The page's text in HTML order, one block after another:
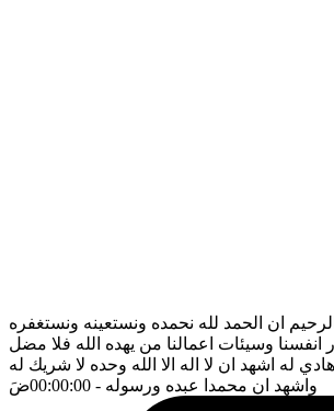
ان الحمد لله نحمده ونستعينه ونستغفره
انفسنا وسيئات اعمالنا من يهده الله فلا مضل
له اشهد ان لا اله الا الله وحده لا شريك له
واشهد ان محمدا عبده ورسوله - 00:00:00 ضَ